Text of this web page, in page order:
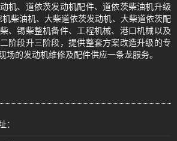
机、道依茨发动机配件、道依茨柴油机升级
柴油机、大柴道依茨发动机、大柴道依茨配
、锡柴整机备件、工程机械、港口机械以及
阶段升三阶段，提供整套方案改造升级的专
场的发动机维修及配件供应一条龙服务。
：